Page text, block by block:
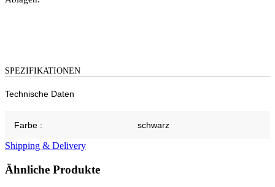
SPEZIFIKATIONEN
Technische Daten
Farbe : schwarz
Shipping & Delivery
Ähnliche Produkte